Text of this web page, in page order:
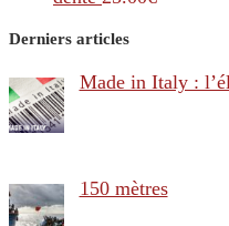
Derniers articles
Made in Italy :
150 mètres